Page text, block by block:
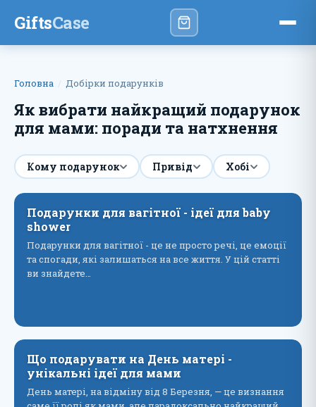
GiftsCase
Головна Добірки подарунків
Як вибрати найкращий подарунок
для мами: поради та натхнення
Кому подарунок Привід Хобі
Подарунки для вагітної - ідеї для baby
shower
Подарунки для вагітної - це не просто речі, це емоції
та спогади, які залишаться на все життя. У цій статті
ви знайдете…
Що подарувати на День матері -
унікальні ідеї для мами
День матері, на відміну від 8 Березня, — це визнання